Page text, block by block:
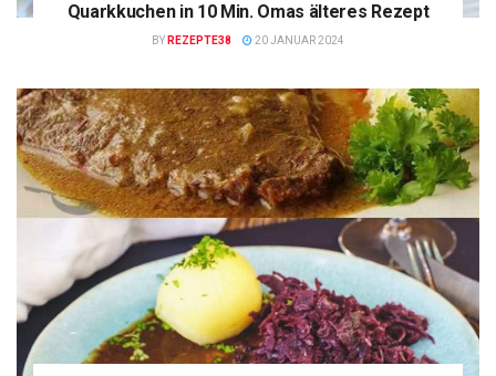
Quarkkuchen in 10 Min. Omas älteres Rezept
BY REZEPTE38 20 JANUAR 2024